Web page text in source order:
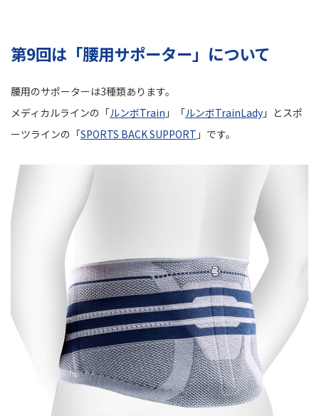
第9回は「腰用サポーター」について
腰用のサポーターは3種類あります。
メディカルラインの「ルンボTrain 」「ルンボTrainLady 」とスポ
ーツラインの「SPORTS BACK SUPPORT 」です。